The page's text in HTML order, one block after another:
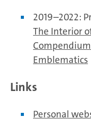
2019–2022:
The Interior
Emblematics
Links
Personal